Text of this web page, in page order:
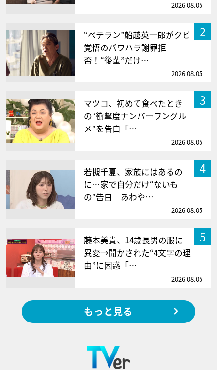
2026.08.05
2
“ベテラン”船越英一郎がクビ
覚悟のパワハラ謝罪拒
否！“後輩”だけ…
2026.08.05
3
マツコ、初めて食べたとき
の“衝撃度ナンバーワングル
メ”を告白「…
2026.08.05
4
若槻千夏、家族にはあるの
に…家で自分だけ“ないも
の”告白 あわや…
2026.08.05
5
藤本美貴、14歳長男の服に
異変→聞かされた“4文字の理
由”に困惑「…
2026.08.05
もっと見る